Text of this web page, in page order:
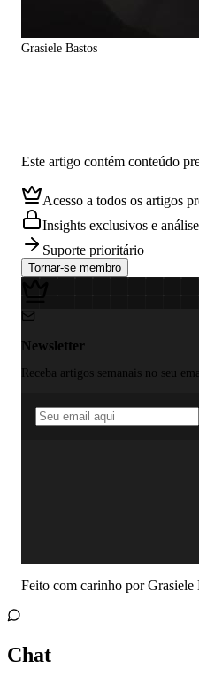
Grasiele Bastos
Este artigo contém conteúdo
Acesso a todos os artigos
Insights exclusivos e
Suporte prioritário
Tornar-se membro
Newsletter
Receba artigos semanais no seu
Feito com carinho por Grasiele
Chat